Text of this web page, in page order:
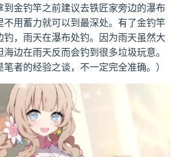
到金钓竿之前建议去铁匠家旁边的瀑布
不用蓄力就可以到最深处。有了金钓竿
钓，雨天在瀑布处钓。因为雨天虽然大
边在雨天反而会钓到很多垃圾玩意。
笔者的经验之谈，不一定完全准确。）